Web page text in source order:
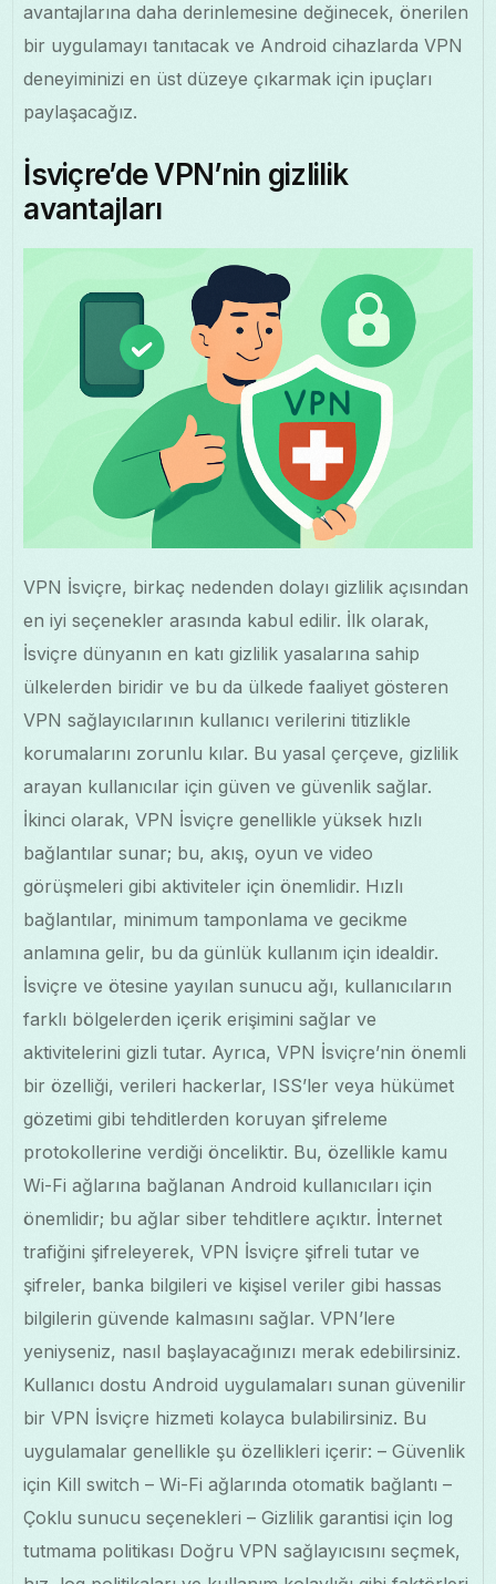
avantajlarına daha derinlemesine değinecek, önerilen
bir uygulamayı tanıtacak ve Android cihazlarda VPN
deneyiminizi en üst düzeye çıkarmak için ipuçları
paylaşacağız.
İsviçre’de VPN’nin gizlilik
avantajları
VPN İsviçre, birkaç nedenden dolayı gizlilik açısından
en iyi seçenekler arasında kabul edilir. İlk olarak,
İsviçre dünyanın en katı gizlilik yasalarına sahip
ülkelerden biridir ve bu da ülkede faaliyet gösteren
VPN sağlayıcılarının kullanıcı verilerini titizlikle
korumalarını zorunlu kılar. Bu yasal çerçeve, gizlilik
arayan kullanıcılar için güven ve güvenlik sağlar.
İkinci olarak, VPN İsviçre genellikle yüksek hızlı
bağlantılar sunar; bu, akış, oyun ve video
görüşmeleri gibi aktiviteler için önemlidir. Hızlı
bağlantılar, minimum tamponlama ve gecikme
anlamına gelir, bu da günlük kullanım için idealdir.
İsviçre ve ötesine yayılan sunucu ağı, kullanıcıların
farklı bölgelerden içerik erişimini sağlar ve
aktivitelerini gizli tutar. Ayrıca, VPN İsviçre’nin önemli
bir özelliği, verileri hackerlar, ISS’ler veya hükümet
gözetimi gibi tehditlerden koruyan şifreleme
protokollerine verdiği önceliktir. Bu, özellikle kamu
Wi-Fi ağlarına bağlanan Android kullanıcıları için
önemlidir; bu ağlar siber tehditlere açıktır. İnternet
trafiğini şifreleyerek, VPN İsviçre şifreli tutar ve
şifreler, banka bilgileri ve kişisel veriler gibi hassas
bilgilerin güvende kalmasını sağlar. VPN’lere
yeniyseniz, nasıl başlayacağınızı merak edebilirsiniz.
Kullanıcı dostu Android uygulamaları sunan güvenilir
bir VPN İsviçre hizmeti kolayca bulabilirsiniz. Bu
uygulamalar genellikle şu özellikleri içerir: – Güvenlik
için Kill switch – Wi-Fi ağlarında otomatik bağlantı –
Çoklu sunucu seçenekleri – Gizlilik garantisi için log
tutmama politikası Doğru VPN sağlayıcısını seçmek,